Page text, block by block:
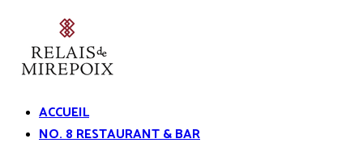
ACCUEIL
NO. 8 RESTAURANT & BAR